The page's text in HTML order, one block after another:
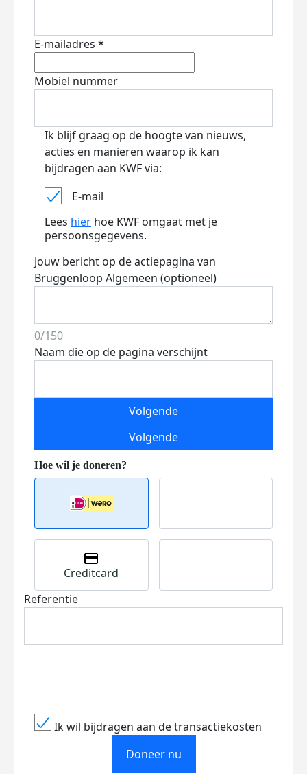
E-mailadres *
Mobiel nummer
Ik blijf graag op de hoogte van nieuws,
acties en manieren waarop ik kan
bijdragen aan KWF via:
E-mail
Lees hier hoe KWF omgaat met je
persoonsgegevens.
Jouw bericht op de actiepagina van
Bruggenloop Algemeen (optioneel)
0/150
Naam die op de pagina verschijnt
Volgende
Volgende
Creditcard
Referentie
Ik wil bijdragen aan de transactiekosten
Doneer nu